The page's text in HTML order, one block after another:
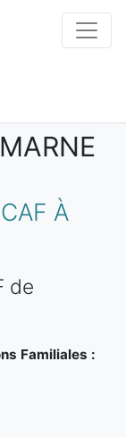
À
de
Familiales :